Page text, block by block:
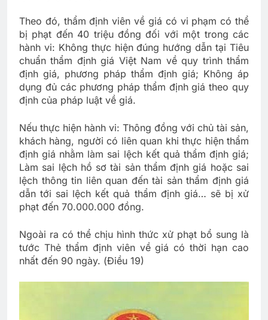
Theo đó, thẩm định viên về giá có vi phạm có thể
bị phạt đến 40 triệu đồng đối với một trong các
hành vi: Không thực hiện đúng hướng dẫn tại Tiêu
chuẩn thẩm định giá Việt Nam về quy trình thẩm
định giá, phương pháp thẩm định giá; Không áp
dụng đủ các phương pháp thẩm định giá theo quy
định của pháp luật về giá.
Nếu thực hiện hành vi: Thông đồng với chủ tài sản,
khách hàng, người có liên quan khi thực hiện thẩm
định giá nhằm làm sai lệch kết quả thẩm định giá;
Làm sai lệch hồ sơ tài sản thẩm định giá hoặc sai
lệch thông tin liên quan đến tài sản thẩm định giá
dẫn tới sai lệch kết quả thẩm định giá… sẽ bị xử
phạt đến 70.000.000 đồng.
Ngoài ra có thể chịu hình thức xử phạt bổ sung là
tước Thẻ thẩm định viên về giá có thời hạn cao
nhất đến 90 ngày. (Điều 19)